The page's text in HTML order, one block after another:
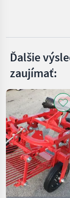
Michalak
Zobraziť
všetkých
14
MARKETPLACE
Marketplace
Ďalšie
zaujímať: